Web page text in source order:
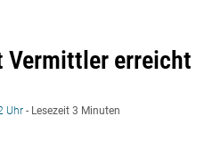
erreicht
Uhr - Lesezeit 3 Minuten